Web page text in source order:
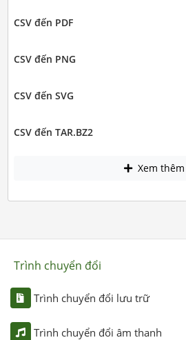
CSV đến PDF
CSV đến PNG
CSV đến SVG
CSV đến TAR.BZ2
Xem thêm
Trình chuyển đổi
Trình chuyển đổi lưu trữ
Trình chuyển đổi âm thanh